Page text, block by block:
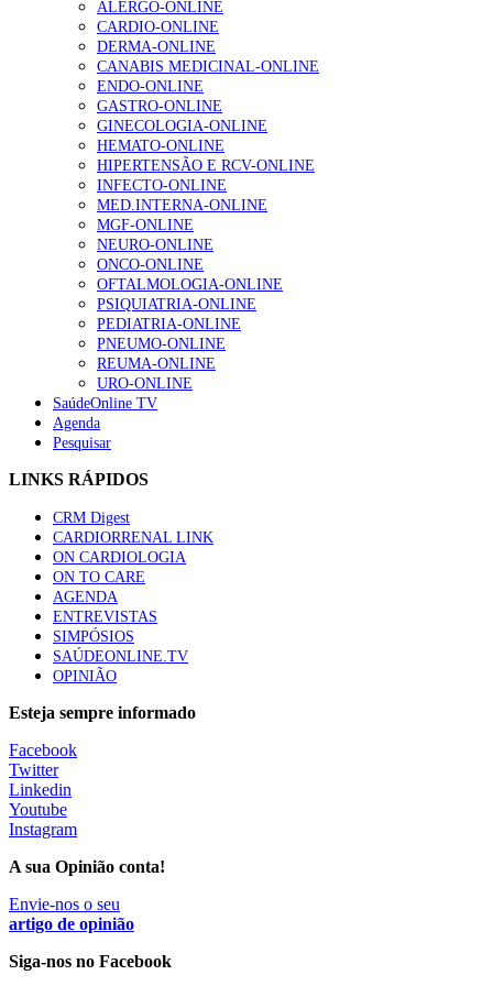
gesto conta e cada profissional faz a diferença”
202 visualizações
Alguns milhares de utentes podem ficar sem médico de
família com nova regras do registo, alerta associação
167 visualizações
Quase quatro em cada dez doentes com enfarte
apresentavam níveis elevados de Lp(a), revela estudo
84 visualizações
Trodelvy aprovado para primeira linha no cancro da
mama triplo negativo metastático em doentes não
elegíveis para inibidores PD-(L)1
58 visualizações
1.º Episódio do Podcast “Frequência Cardio – Sintoniza-
58 visualizações
Canábis medicinal e saúde mental
53 visualizações
MAIS NOTÍCIAS
Estudo associa falhas no sistema de limpeza do cérebro ao
Alzheimer e à esclerose lateral amiotrófica
29 Jul, 2026
Estudo relaciona exposição a pesticidas na infância com idade
da primeira menstruação
28 Jul, 2026
ALERGO-ONLINE
CARDIO-ONLINE
DERMA-ONLINE
CANABIS MEDICINAL-ONLINE
ENDO-ONLINE
GASTRO-ONLINE
GINECOLOGIA-ONLINE
HEMATO-ONLINE
HIPERTENSÃO E RCV-ONLINE
INFECTO-ONLINE
MED.INTERNA-ONLINE
MGF-ONLINE
NEURO-ONLINE
ONCO-ONLINE
OFTALMOLOGIA-ONLINE
PSIQUIATRIA-ONLINE
PEDIATRIA-ONLINE
PNEUMO-ONLINE
REUMA-ONLINE
URO-ONLINE
SaúdeOnline TV
Agenda
Pesquisar
LINKS RÁPIDOS
CRM Digest
CARDIORRENAL LINK
ON CARDIOLOGIA
ON TO CARE
AGENDA
ENTREVISTAS
SIMPÓSIOS
SAÚDEONLINE.TV
OPINIÃO
Esteja sempre informado
Facebook
Twitter
Linkedin
Youtube
Instagram
A sua Opinião conta!
Envie-nos o seu
artigo de opinião
Siga-nos no Facebook